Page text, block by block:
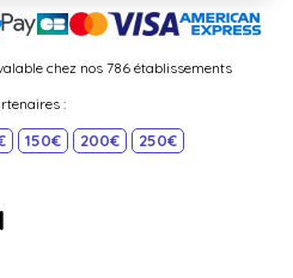
chez nos 786 établissements
:
150€ 200€ 250€